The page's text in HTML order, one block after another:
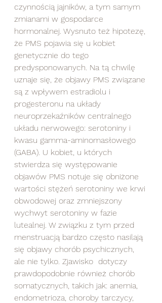
czynnością jajników, a tym samym
zmianami w gospodarce
hormonalnej. Wysnuto też hipotezę,
że PMS pojawia się u kobiet
genetycznie do tego
predysponowanych. Na tą chwilę
uznaje się, że objawy PMS związane
są z wpływem estradiolu i
progesteronu na układy
neuroprzekaźników centralnego
układu nerwowego: serotoniny i
kwasu gamma-aminomasłowego
(GABA). U kobiet, u których
stwierdza się występowanie
objawów PMS notuje się obniżone
wartości stężeń serotoniny we krwi
obwodowej oraz zmniejszony
wychwyt serotoniny w fazie
lutealnej. W związku z tym przed
menstruacją bardzo często nasilają
się objawy chorób psychicznych,
ale nie tylko. Zjawisko  dotyczy
prawdopodobnie również chorób
somatycznych, takich jak: anemia,
endometrioza, choroby tarczycy,